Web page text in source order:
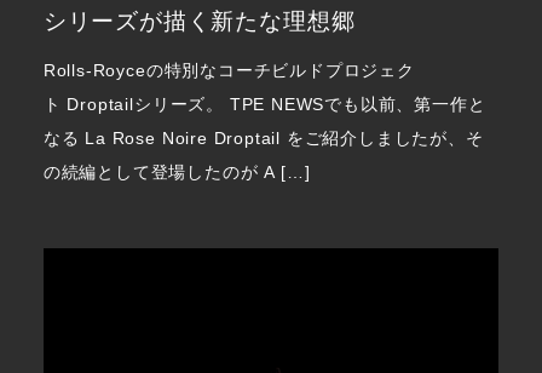
シリーズが描く新たな理想郷
Rolls-Royceの特別なコーチビルドプロジェク
ト Droptailシリーズ。 TPE NEWSでも以前、第一作と
なる La Rose Noire Droptail をご紹介しましたが、そ
の続編として登場したのが A […]